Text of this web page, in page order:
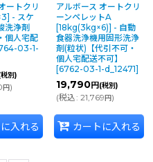
ートクリ
- スケ
洗浄剤
個人宅配
03-1-
別)
円)
入れる
アルボース オートクリ
ーンペレットA
[18kg(3kg×6)] - 自動
食器洗浄機用固形洗浄
剤(粒状)【代引不可・
個人宅配送不可】
[6762-03-1-d_12471]
19,790円(税別)
(税込: 21,769円)
カートに入れる